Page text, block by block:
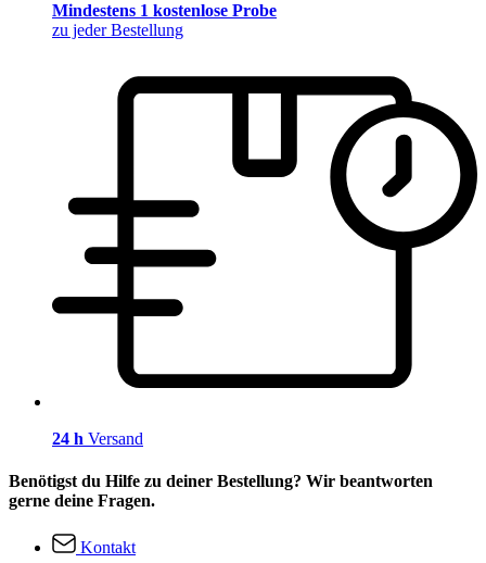
Mindestens 1 kostenlose Probe
zu jeder Bestellung
24 h Versand
Benötigst du Hilfe zu deiner Bestellung? Wir beantworten
gerne deine Fragen.
Kontakt